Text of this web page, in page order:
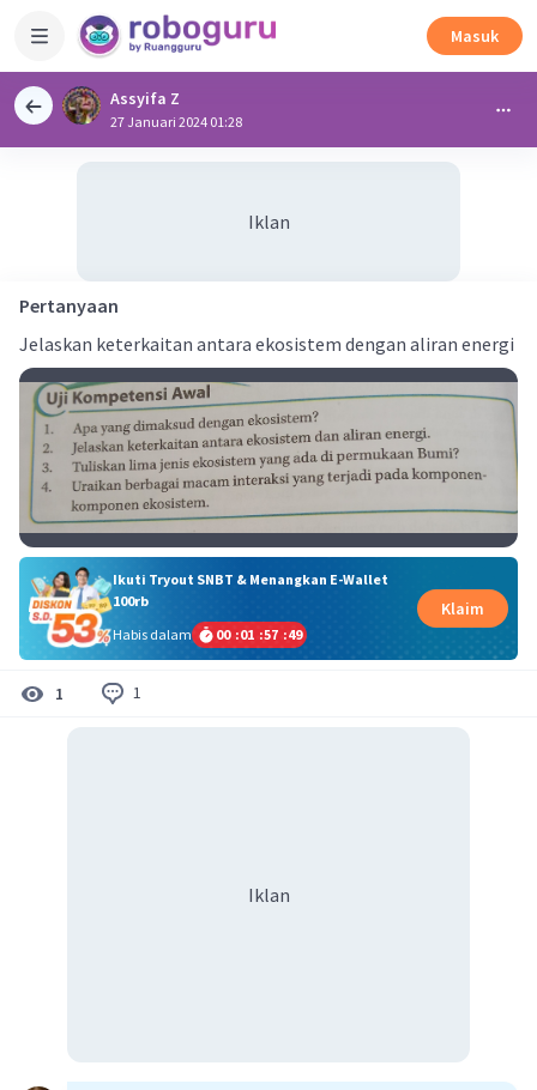
Masuk
Assyifa Z
27 Januari 2024 01:28
Iklan
Pertanyaan
Jelaskan keterkaitan antara ekosistem dengan aliran energi
Ikuti Tryout SNBT & Menangkan E-Wallet
100rb
Habis dalam
00 :01 :57 :49
Klaim
1 1
Iklan